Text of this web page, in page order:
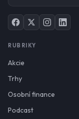
RUBRIKY
Akcie
Trhy
Osobní finance
Podcast